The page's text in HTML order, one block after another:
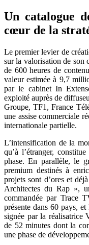
Un catalogue
cœur de la
Le premier levier de
sur la valorisation de son
de 600 heures de
valeur estimée à 9,7
par le cabinet In
exploité auprès de
Groupe, TF1, France
une assise commerciale
internationale partielle.
L’intensification de la
qu’à l’étranger,
phase. En parallèle, le
premium destinés à
projets sont d’ores et
Architectes du Rap »,
commandée par Trace
présente dans 60 pays,
signée par la réalisatrice
de 52 minutes dont la
une phase de